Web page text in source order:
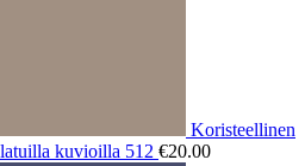
Koristeellinen
kuvioilla 512 €20.00